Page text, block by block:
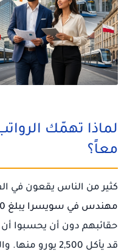
لماذا تهمّك
معاً؟
كثير من الناس يقعون في
مهندس في سويسرا يبلغ 8,000 يورو شهرياً
حقائبهم دون أن يحسبوا
قد يأكل 2,500